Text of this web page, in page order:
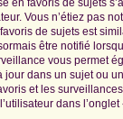
en favoris de sujets
Vous n’étiez pas
de sujets est
être notifié
vous permet
jour dans un sujet ou
et les
dans